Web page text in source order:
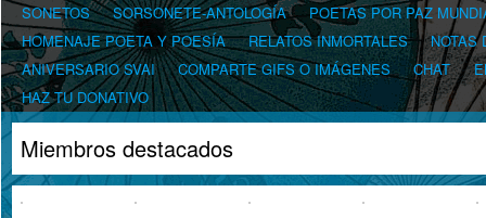
SONETOS
SORSONETE-ANTOLOGÍA
POETAS POR PAZ
HOMENAJE POETA Y POESÍA
RELATOS INMORTALES
NOTAS
ANIVERSARIO SVAI
COMPARTE GIFS O IMÁGENES CHAT
HAZ TU DONATIVO
Miembros destacados